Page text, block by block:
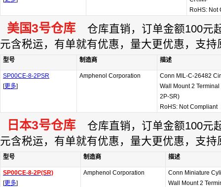
RoHS:
美国3号仓库 仓库直销，订单金额100元
元含税运，有单就有优惠，量大更优惠，支持
型号 制造商 描述
SP00CE-8-2PSR
[更多]
Amphenol Corporation
Conn MIL-C-26482
Wall Mount 2
2P-SR)
RoHS: Not Compliant
日本3号仓库 仓库直销，订单金额100元
元含税运，有单就有优惠，量大更优惠，支持
型号 制造商 描述
SP00CE-8-2P(SR)
[更多]
Amphenol Corporation
Conn Miniature
Wall Mount 2